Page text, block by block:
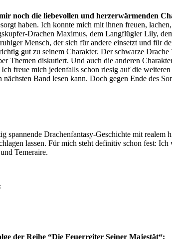
noch die liebevollen und herzerwärmenden
haben. Ich konnte mich mit ihnen freuen,
Drachen Maximus, dem Langflügler Lily,
Mensch, der sich für andere einsetzt und für
gut zu seinem Charakter. Der schwarze
Themen diskutiert. Und auch die anderen
freue mich jedenfalls schon riesig auf die
Band lesen kann. Doch gegen Ende des
spannende Drachenfantasy-Geschichte mit
lassen. Für mich steht definitiv schon fest:
Temeraire.
der Reihe “Die Feuerreiter Seiner Majestät“: